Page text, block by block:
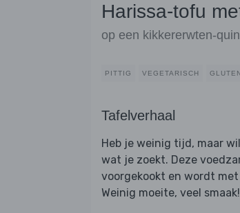
Harissa-tofu
op een kikkererwten-
PITTIG VEGETARISCH
Tafelverhaal
Heb je weinig tijd, maar
wat je zoekt. Deze
voorgekookt en wordt
Weinig moeite, veel smaak!